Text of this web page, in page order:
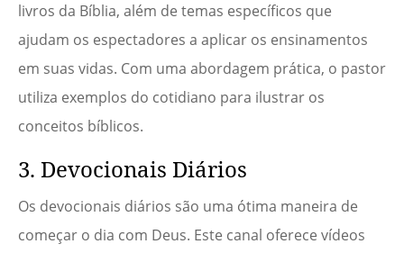
livros da Bíblia, além de temas específicos que
ajudam os espectadores a aplicar os ensinamentos
em suas vidas. Com uma abordagem prática, o pastor
utiliza exemplos do cotidiano para ilustrar os
conceitos bíblicos.
3. Devocionais Diários
Os devocionais diários são uma ótima maneira de
começar o dia com Deus. Este canal oferece vídeos